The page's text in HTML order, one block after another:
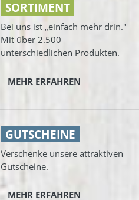
SORTIMENT
Bei uns ist „einfach mehr drin."
Mit über 2.500
unterschiedlichen Produkten.
MEHR ERFAHREN
GUTSCHEINE
Verschenke unsere attraktiven
Gutscheine.
MEHR ERFAHREN